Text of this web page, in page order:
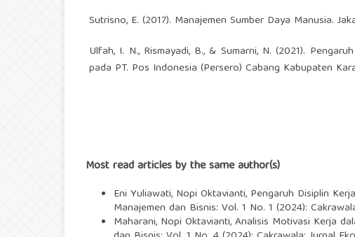
Sutrisno, E. (2017). Manajemen Sumber Daya Manusia.
Ulfah, I. N., Rismayadi, B., & Sumarni, N. (2021).
pada PT. Pos Indonesia (Persero) Cabang Kabupaten
Most read articles by the same author(s)
Eni Yuliawati, Nopi Oktavianti, Pengaruh Disiplin
Manajemen dan Bisnis: Vol. 1 No. 1 (2024):
Maharani, Nopi Oktavianti,Analisis Motivasi Kerja